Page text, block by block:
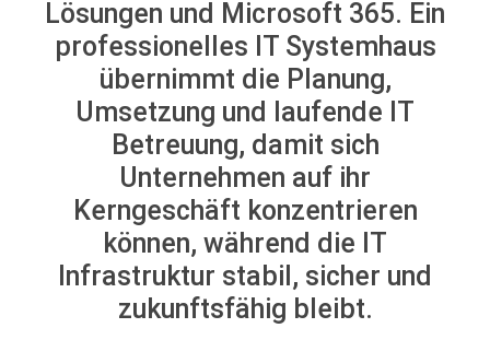
Lösungen und Microsoft 365. Ein
professionelles IT Systemhaus
übernimmt die Planung,
Umsetzung und laufende IT
Betreuung, damit sich
Unternehmen auf ihr
Kerngeschäft konzentrieren
können, während die IT
Infrastruktur stabil, sicher und
zukunftsfähig bleibt.